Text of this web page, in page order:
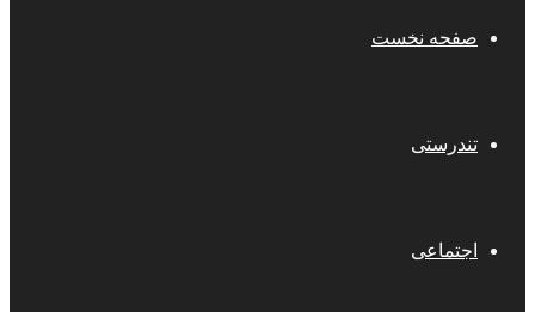
صفحه نخست
تندرستی
اجتماعی